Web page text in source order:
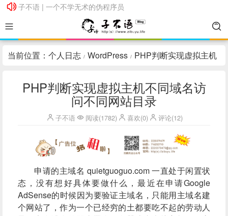
子不语 | 一个不学无术的伪程序员
子不语 | 一个不学无术的伪程序员
当前位置： 个人日志 / WordPress / PHP判断实现虚拟主机
PHP判断实现虚拟主机不同域名访
问不同网站目录
子不语 阅读(1782) 喜欢(0) 评论(12)
申请的主域名 quietguoguo.com一直处于闲置状
态，没有想好具体要做什么，最近在申请Google
AdSense的时候因为要验证主域名，只能用主域名建
个网站了，作为一个已经穷的土都要吃不起的劳动人